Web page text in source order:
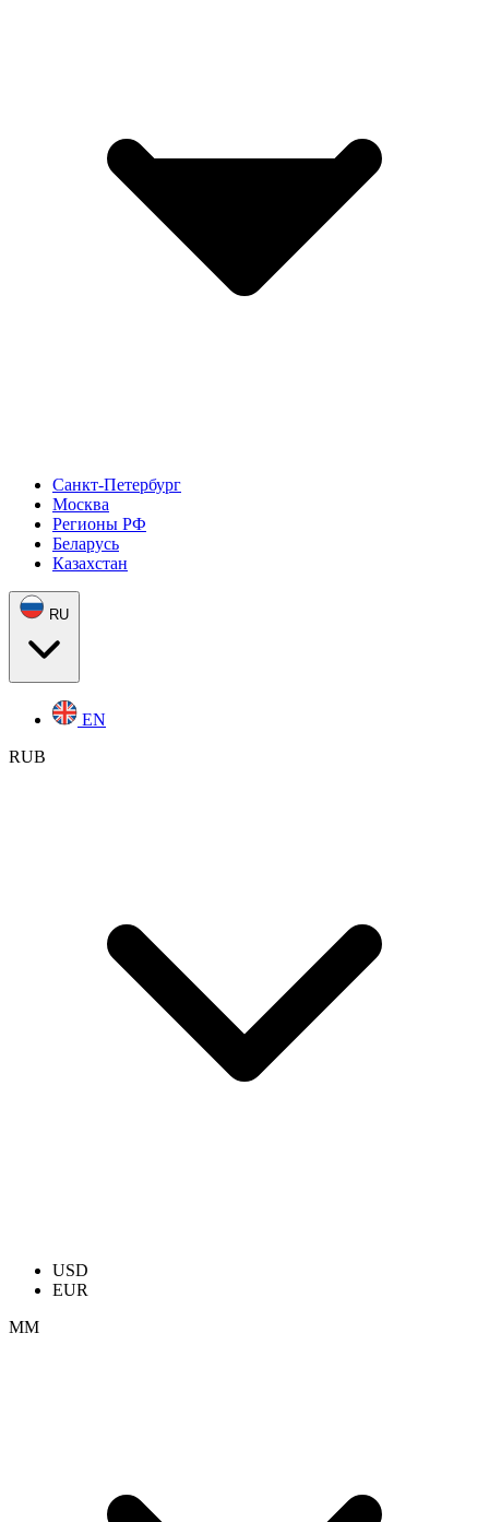
Санкт-Петербург
Москва
Регионы РФ
Беларусь
Казахстан
RU
EN
RUB
USD
EUR
ММ